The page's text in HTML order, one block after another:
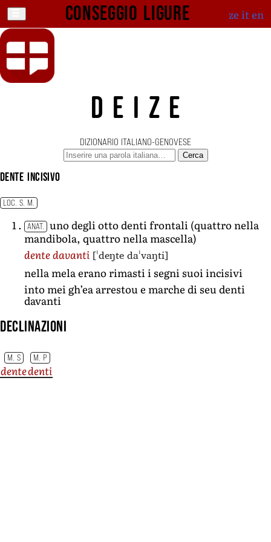
Conseggio ligure ze iten
DEIZE
DIZIONARIO ITALIANO-GENOVESE
Cerca
dente incisivo
LOC. S. M.
ANAT.
uno degli otto denti frontali (quattro nella
mandibola, quattro nella mascella)
dente davanti [ˈdeŋte daˈvaŋti]
nella mela erano rimasti i segni suoi incisivi
into mei gh’ea arrestou e marche di seu denti
davanti
Declinazioni
M. S M. P
dentedenti